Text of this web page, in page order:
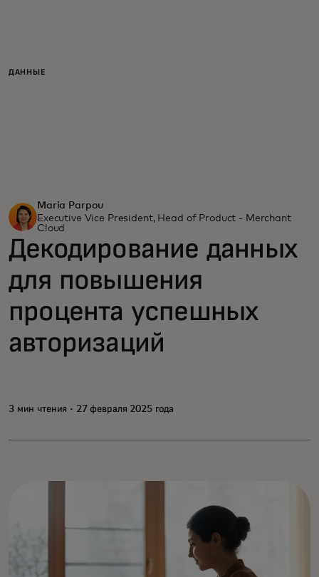
Для бизнеса
Новости и тренды
ДАННЫЕ
Maria Parpou
Executive Vice President, Head of Product - Merchant
Cloud
Декодирование данных
для повышения
процента успешных
авторизаций
3 мин чтения · 27 февраля 2025 года